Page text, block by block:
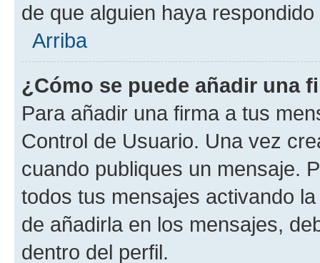
de que alguien haya
Arriba
¿Cómo se puede añadir una
Para añadir una firma a tus
Control de Usuario. Una vez
cuando publiques un mensaje.
todos tus mensajes activando
de añadirla en los mensajes,
dentro del perfil.